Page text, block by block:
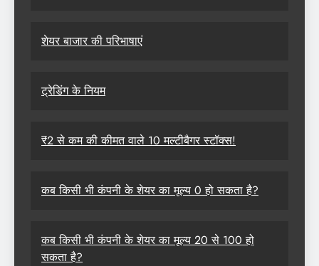
शेयर बाजार की परिभाषाएं
ट्रेडिंग के नियम
₹2 से कम की कीमत वाले 10 मल्टीबैगर स्टॉक्स!
कब किसी भी कंपनी के शेयर का मूल्य 0 हो सकता है?
कब किसी भी कंपनी के शेयर का मूल्य 20 से 100 हो
सकता है?